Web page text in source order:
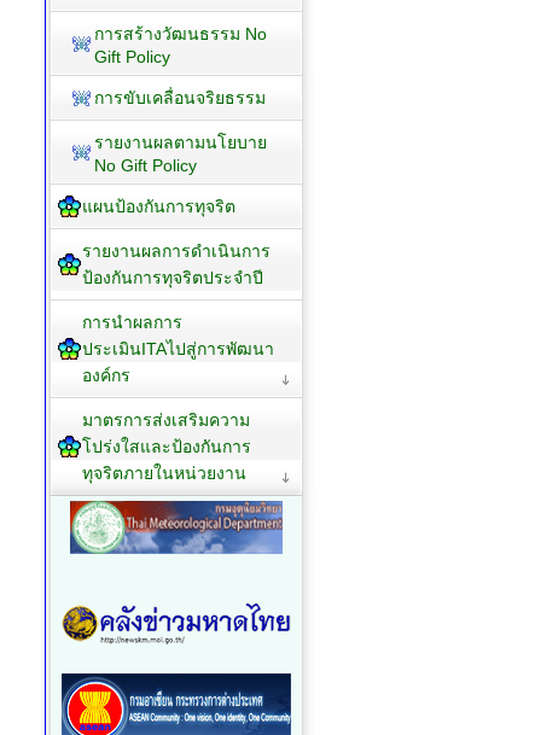
การสร้างวัฒนธรรม No
Gift Policy
การขับเคลื่อนจริยธรรม
รายงานผลตามนโยบาย
No Gift Policy
แผนป้องกันการทุจริต
รายงานผลการดำเนินการ
ป้องกันการทุจริตประจำปี
การนำผลการ
ประเมินITAไปสู่การพัฒนา
องค์กร
มาตรการส่งเสริมความ
โปร่งใสและป้องกันการ
ทุจริตภายในหน่วยงาน